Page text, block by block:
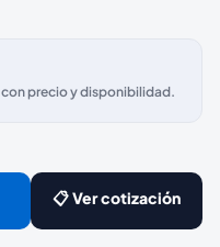
con precio y disponibilidad.
📋 Ver cotización